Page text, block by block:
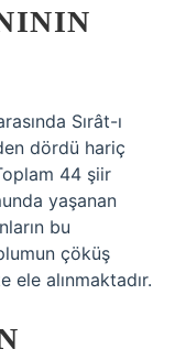
Sırât-ı
dördü hariç
44 şiir
yaşanan
bu
çöküş
ele alınmaktadır.